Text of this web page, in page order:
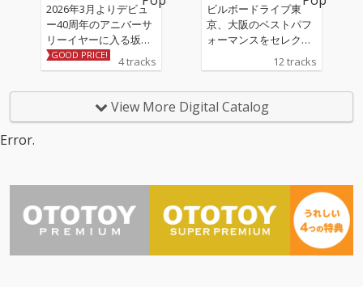
2026年3月よりデビュ
ー40周年のアニバーサ
リーイヤーに入る坂本
冬美の記念シングル 収
録される表題曲「遠い
リング曲「しあわせ十
色」は坂本冬美と同じ
の若草恵が担当。
GOOD PRICE! 4 tracks
ビルボードライブ東
京、大阪のベストパフ
ォーマンスをセレクト
12 tracks
View More Digital Catalog
Error.